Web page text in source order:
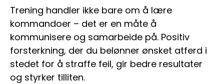
Trening handler ikke bare om å lære
kommandoer – det er en måte å
kommunisere og samarbeide på. Positiv
forsterkning, der du belønner ønsket atferd i
stedet for å straffe feil, gir bedre resultater
og styrker tilliten.